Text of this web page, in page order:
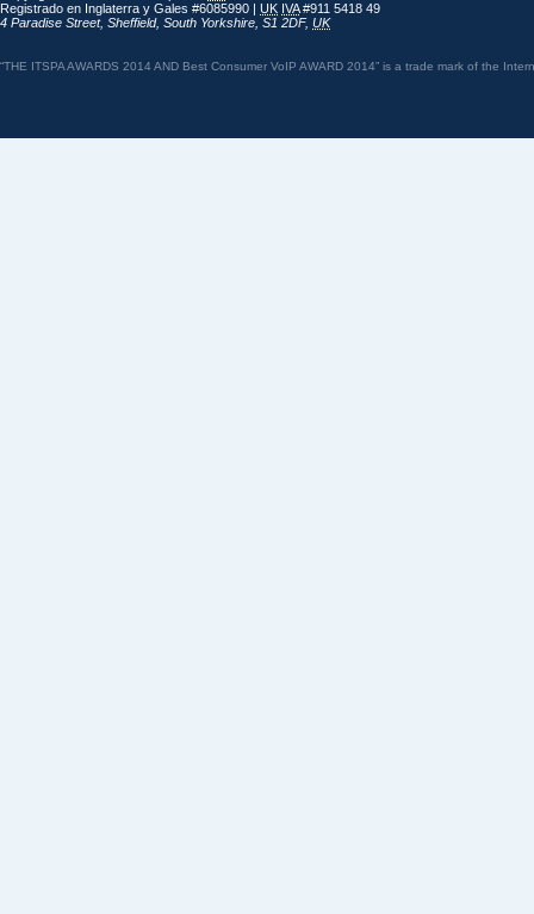
Registrado en Inglaterra y Gales #6085990 | UK IVA#911 5418 49
4 Paradise Street, Sheffield, South Yorkshire S1 2DF, UK
“THE ITSPA AWARDS 2014 AND Best Consumer VoIP AWARD 2014” is a trade mark of the